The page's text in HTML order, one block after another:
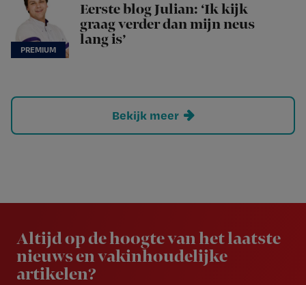
Eerste blog Julian: ‘Ik kijk
graag verder dan mijn neus
lang is’
Bekijk meer
Altijd op de hoogte van het laatste
nieuws en vakinhoudelijke
artikelen?